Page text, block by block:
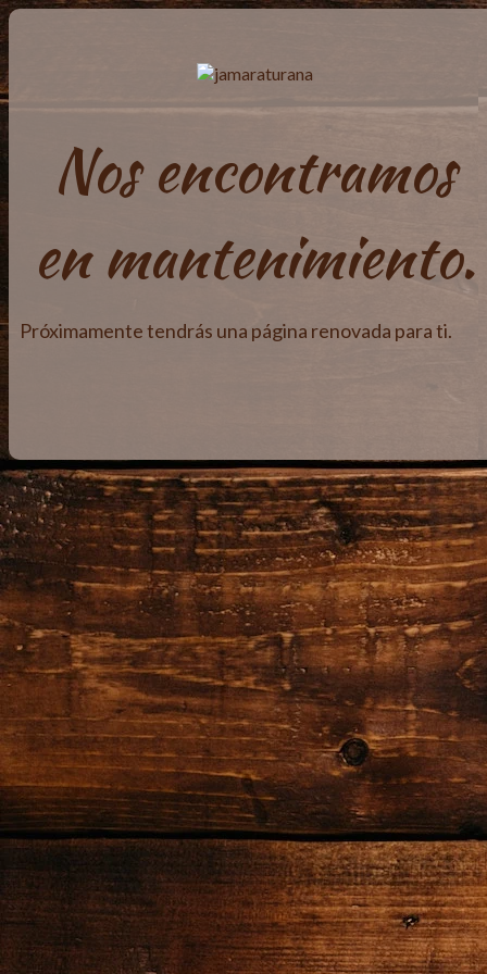
Nos encontramos
en mantenimiento.
Próximamente tendrás una página renovada para ti.